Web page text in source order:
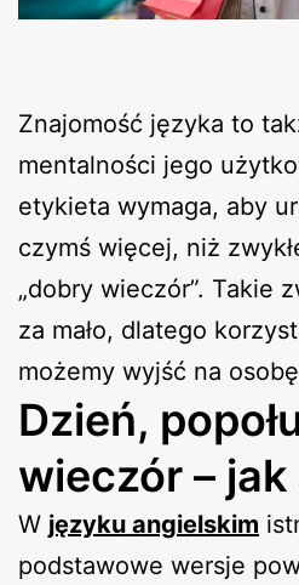
Znajomość języka to
mentalności jego
etykieta wymaga, aby
czymś więcej, niż
„dobry wieczór”. Takie
za mało, dlatego
możemy wyjść na
Dzień,
wieczór –
W języku angielskim
podstawowe wersje